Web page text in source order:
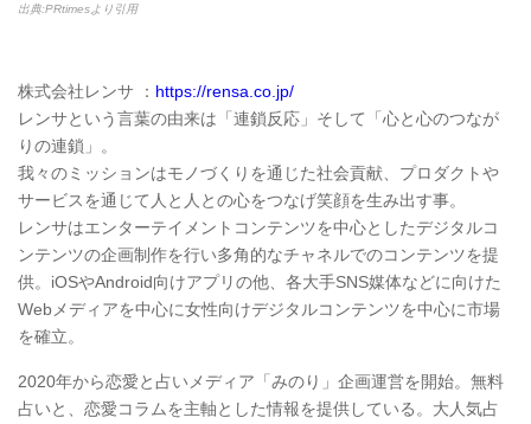
出典:PRtimesより引用
株式会社レンサ ： https://rensa.co.jp/
レンサという言葉の由来は「連鎖反応」そして「心と心のつなが
りの連鎖」。
我々のミッションはモノづくりを通じた社会貢献、プロダクトや
サービスを通じて人と人との心をつなげ笑顔を生み出す事。
レンサはエンターテイメントコンテンツを中心としたデジタルコ
ンテンツの企画制作を行い多角的なチャネルでのコンテンツを提
供。iOSやAndroid向けアプリの他、各大手SNS媒体などに向けた
Webメディアを中心に女性向けデジタルコンテンツを中心に市場
を確立。
2020年から恋愛と占いメディア「みのり」企画運営を開始。無料
占いと、恋愛コラムを主軸とした情報を提供している。大人気占